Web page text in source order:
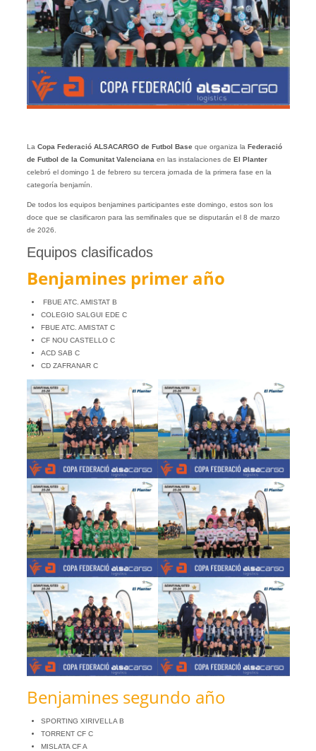
La Copa Federació ALSACARGO de Futbol Baseque organiza la Federació
de Futbol de la Comunitat Valenciana en las instalaciones de El Planter
celebró el domingo 1 de febrero su tercera jornada de la primera fase en la
categoría benjamín.
De todos los equipos benjamines participantes este domingo, estos son los
doce que se clasificaron para las semifinales que se disputarán el 8 de marzo
de 2026.
Equipos clasificados
Benjamines primer año
FBUE ATC. AMISTAT B
COLEGIO SALGUI EDE C
FBUE ATC. AMISTAT C
CF NOU CASTELLO C
ACD SAB C
CD ZAFRANAR C
Benjamines segundo año
SPORTING XIRIVELLA B
TORRENT CF C
MISLATA CF A